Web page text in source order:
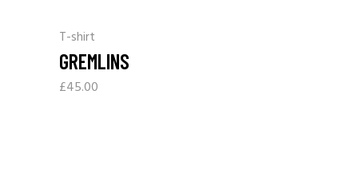
T-shirt
GREMLINS
£45.00